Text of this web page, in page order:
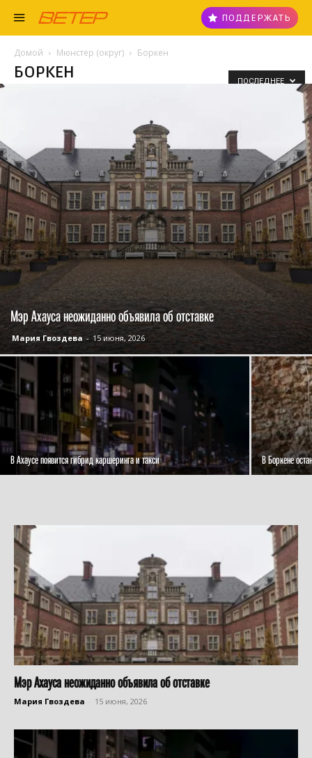
ПОДДЕРЖАТЬ
Домой Мюнстер (округ) Боркен
БОРКЕН ПОСЛЕДНЕЕ
Мэр Ахауса неожиданно объявила об отставке
Мария Гвоздева - 15 июня, 2026
В Ахаусе появится гибрид каршеринга и такси В Боркене
Мэр Ахауса неожиданно объявила об отставке
Мария Гвоздева 15 июня, 2026